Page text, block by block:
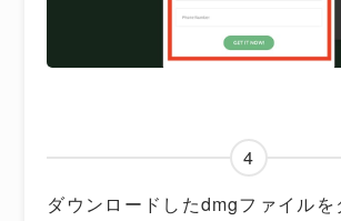
4
ダウンロードしたdmgファイルを